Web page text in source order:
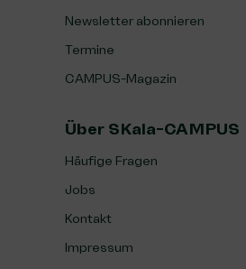
Newsletter abonnieren
Termine
CAMPUS-Magazin
Über SKala-CAMPUS
Häufige Fragen
Jobs
Kontakt
Impressum